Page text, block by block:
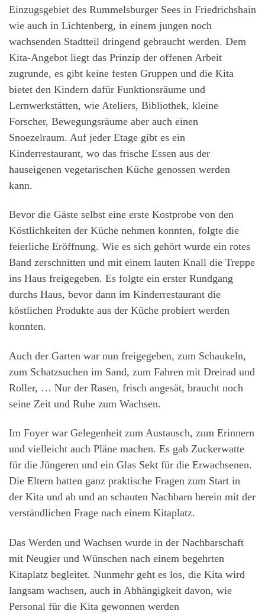
Einzugsgebiet des Rummelsburger Sees in Friedrichshain
wie auch in Lichtenberg, in einem jungen noch
wachsenden Stadtteil dringend gebraucht werden. Dem
Kita-Angebot liegt das Prinzip der offenen Arbeit
zugrunde, es gibt keine festen Gruppen und die Kita
bietet den Kindern dafür Funktionsräume und
Lernwerkstätten, wie Ateliers, Bibliothek, kleine
Forscher, Bewegungsräume aber auch einen
Snoezelraum. Auf jeder Etage gibt es ein
Kinderrestaurant, wo das frische Essen aus der
hauseigenen vegetarischen Küche genossen werden
kann.
Bevor die Gäste selbst eine erste Kostprobe von den
Köstlichkeiten der Küche nehmen konnten, folgte die
feierliche Eröffnung. Wie es sich gehört wurde ein rotes
Band zerschnitten und mit einem lauten Knall die Treppe
ins Haus freigegeben. Es folgte ein erster Rundgang
durchs Haus, bevor dann im Kinderrestaurant die
köstlichen Produkte aus der Küche probiert werden
konnten.
Auch der Garten war nun freigegeben, zum Schaukeln,
zum Schatzsuchen im Sand, zum Fahren mit Dreirad und
Roller, … Nur der Rasen, frisch angesät, braucht noch
seine Zeit und Ruhe zum Wachsen.
Im Foyer war Gelegenheit zum Austausch, zum Erinnern
und vielleicht auch Pläne machen. Es gab Zuckerwatte
für die Jüngeren und ein Glas Sekt für die Erwachsenen.
Die Eltern hatten ganz praktische Fragen zum Start in
der Kita und ab und an schauten Nachbarn herein mit der
verständlichen Frage nach einem Kitaplatz.
Das Werden und Wachsen wurde in der Nachbarschaft
mit Neugier und Wünschen nach einem begehrten
Kitaplatz begleitet. Nunmehr geht es los, die Kita wird
langsam wachsen, auch in Abhängigkeit davon, wie
Personal für die Kita gewonnen werden